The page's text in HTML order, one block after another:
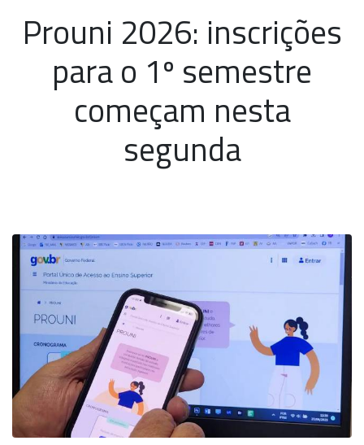
Prouni 2026: inscrições
para o 1º semestre
começam nesta
segunda